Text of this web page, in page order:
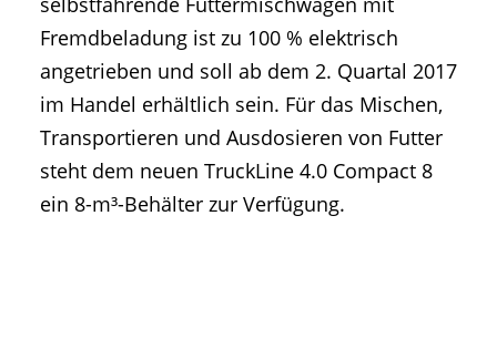
Fremdbeladung ist zu 100 % elektrisch
angetrieben und soll ab dem 2. Quartal 2017
im Handel erhältlich sein. Für das Mischen,
Transportieren und Ausdosieren von Futter
steht dem neuen TruckLine 4.0 Compact 8
ein 8-m³-Behälter zur Verfügung.